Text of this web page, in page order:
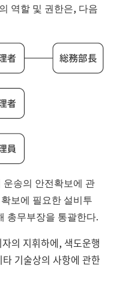
역할 및 권한은, 다음
송의 안전확보에 관
보에 필요한 설비투
총무부장을 통괄한다.
의 지휘하에, 색도운행
기술상의 사항에 관한